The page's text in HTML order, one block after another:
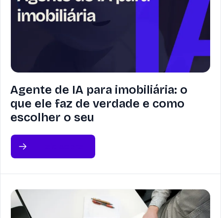
Agente de IA para imobiliária: o
que ele faz de verdade e como
escolher o seu